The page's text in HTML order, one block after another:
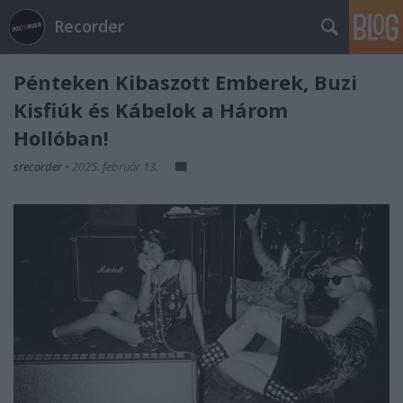
Recorder
Pénteken Kibaszott Emberek, Buzi
Kisfiúk és Kábelok a Három
Hollóban!
srecorder • 2025. február 13.